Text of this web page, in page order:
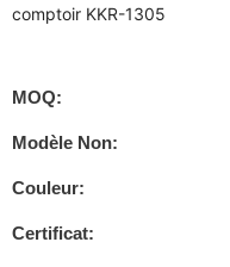
comptoir KKR-1305
MOQ:
Modèle Non:
Couleur:
Certificat: